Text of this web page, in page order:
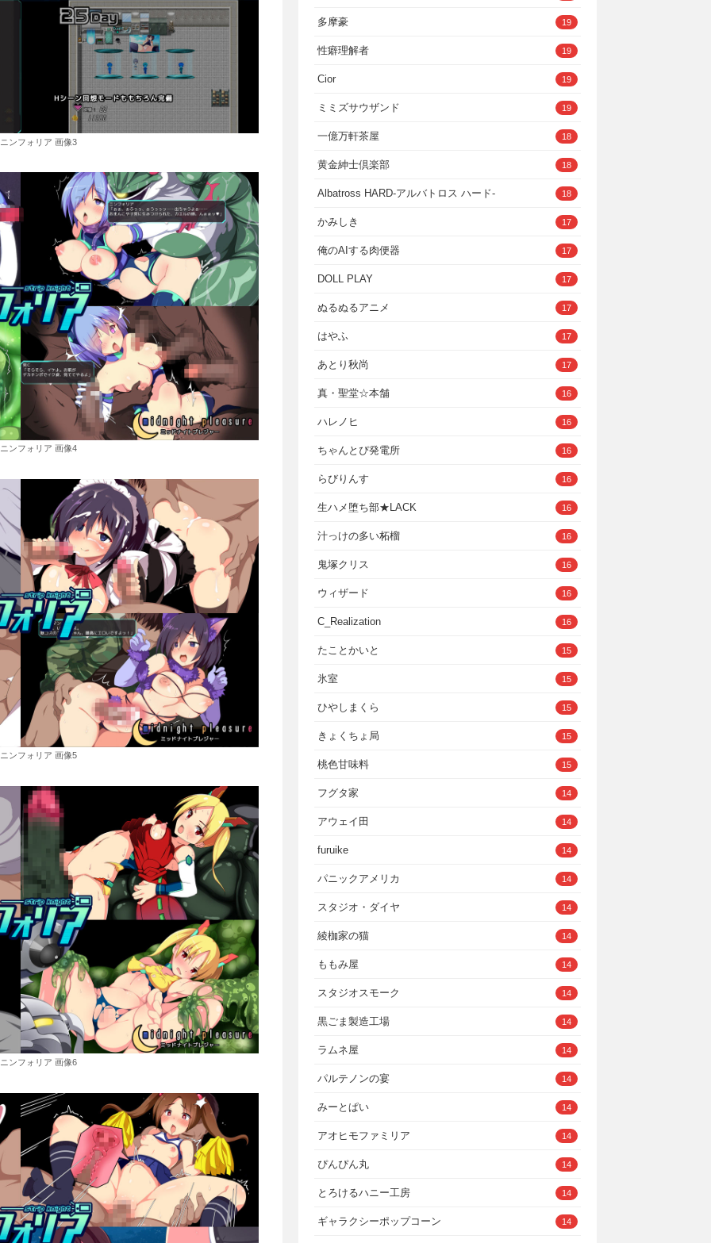
ンフォリア 画像3
ンフォリア 画像4
ンフォリア 画像5
ンフォリア 画像6
多摩豪 19
性癖理解者 19
Cior 19
ミミズサウザンド 19
一億万軒茶屋 18
黄金紳士倶楽部 18
Albatross HARD‐アルバトロス ハード‐ 18
かみしき 17
俺のAIする肉便器 17
DOLL PLAY 17
ぬるぬるアニメ 17
はやふ 17
あとり秋尚 17
真・聖堂☆本舗 16
ハレノヒ 16
ちゃんとぴ発電所 16
らびりんす 16
生ハメ堕ち部★LACK 16
汁っけの多い柘榴 16
鬼塚クリス 16
ウィザード 16
C_Realization 16
たことかいと 15
氷室 15
ひやしまくら 15
きょくちょ局 15
桃色甘味料 15
フグタ家 14
アウェイ田 14
furuike 14
パニックアメリカ 14
スタジオ・ダイヤ 14
綾枷家の猫 14
ももみ屋 14
スタジオスモーク 14
黒ごま製造工場 14
ラムネ屋 14
パルテノンの宴 14
みーとぱい 14
アオヒモファミリア 14
ぴんぴん丸 14
とろけるハニー工房 14
ギャラクシーポップコーン 14